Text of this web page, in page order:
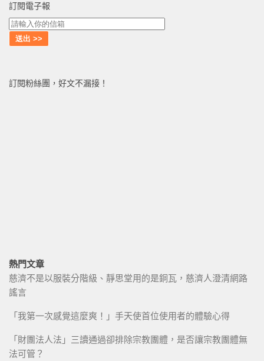
訂閱電子報
訂閱粉絲團，好文不漏接！
熱門文章
慈濟不是以服裝分階級、靜思堂用的是銅瓦，慈濟人澄清網路
謠言
「我第一次感覺這麼爽！」手天使首位使用者的體驗心得
「財團法人法」三讀通過卻排除宗教團體，是否讓宗教團體無
法可管？